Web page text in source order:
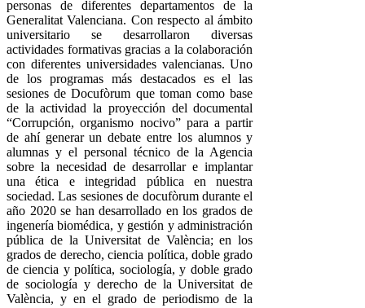
personas de diferentes departamentos de la
Generalitat Valenciana. Con respecto al ámbito
universitario se desarrollaron diversas
actividades formativas gracias a la colaboración
con diferentes universidades valencianas. Uno
de los programas más destacados es el las
sesiones de Docufòrum que toman como base
de la actividad la proyección del documental
“Corrupción, organismo nocivo” para a partir
de ahí generar un debate entre los alumnos y
alumnas y el personal técnico de la Agencia
sobre la necesidad de desarrollar e implantar
una ética e integridad pública en nuestra
sociedad. Las sesiones de docufòrum durante el
año 2020 se han desarrollado en los grados de
ingenería biomédica, y gestión y administración
pública de la Universitat de València; en los
grados de derecho, ciencia política, doble grado
de ciencia y política, sociología, y doble grado
de sociología y derecho de la Universitat de
València, y en el grado de periodismo de la